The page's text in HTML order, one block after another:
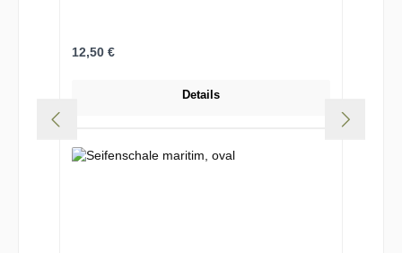
Regulärer Preis:
12,50 €
Details